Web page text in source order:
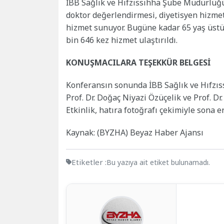
İBB Sağlık ve Hıfzıssıhha Şube
doktor değerlendirmesi, diyetisyen
hizmet sunuyor. Bugüne kadar 65 yaş
bin 646 kez hizmet ulaştırıldı.
KONUŞMACILARA TEŞEKKÜR BELGESİ
Konferansın sonunda İBB Sağlık ve
Prof. Dr. Doğaç Niyazi Özüçelik ve Prof.
Etkinlik, hatıra fotoğrafı çekimiyle sona
Kaynak: (BYZHA) Beyaz Haber Ajansı
Etiketler :Bu yazıya ait etiket bulunamadı.